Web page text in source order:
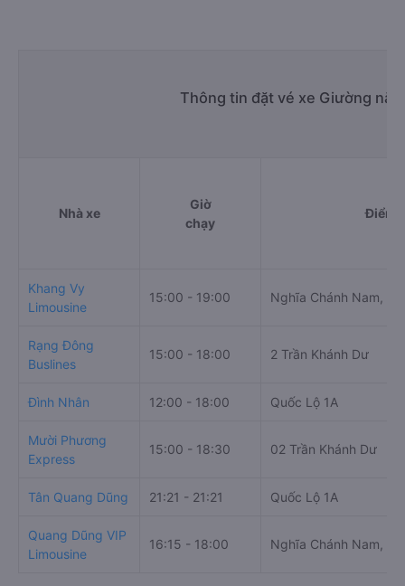
Thông tin đặt vé xe Giường
Nhà xe
Giờ
chạy
Điểm
Khang Vy
Limousine
15:00 - 19:00 Nghĩa Chánh Nam,
Rạng Đông
Buslines
15:00 - 18:00 2 Trần Khánh Dư
Đình Nhân 12:00 - 18:00 Quốc Lộ 1A
Mười Phương
Express
15:00 - 18:30 02 Trần Khánh Dư
Tân Quang Dũng 21:21 - 21:21 Quốc Lộ 1A
Quang Dũng VIP
Limousine
16:15 - 18:00 Nghĩa Chánh Nam,